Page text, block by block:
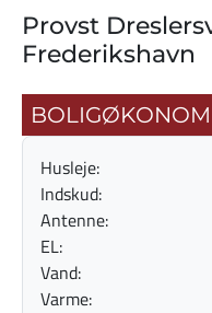
Provst
Frederikshavn
Husleje:
Indskud:
Antenne:
EL:
Vand:
Varme: